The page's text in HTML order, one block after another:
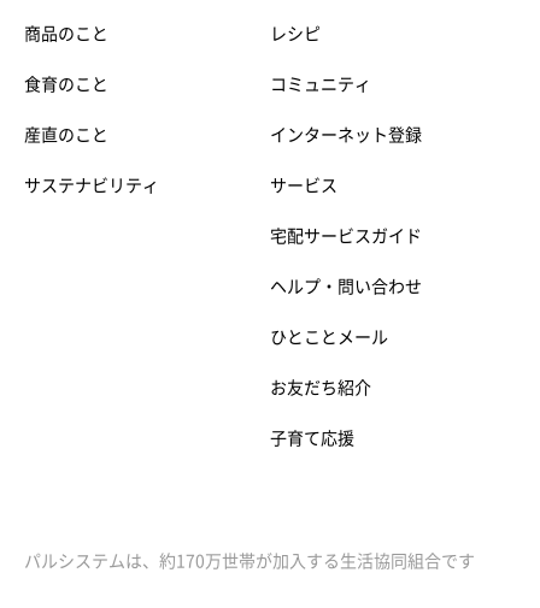
商品のこと
食育のこと
産直のこと
サステナビリティ
レシピ
コミュニティ
インターネット登録
サービス
宅配サービスガイド
ヘルプ・問い合わせ
ひとことメール
お友だち紹介
子育て応援
パルシステムは、約170万世帯が加入する生活協同組合です